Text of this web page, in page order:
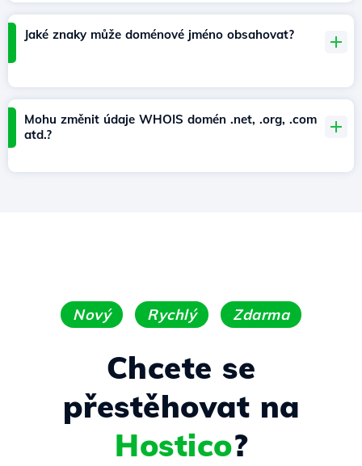
Jaké znaky může doménové jméno obsahovat?
Mohu změnit údaje WHOIS domén .net, .org, .com
atd.?
Nový Rychlý Zdarma
Chcete se
přestěhovat na
Hostico?